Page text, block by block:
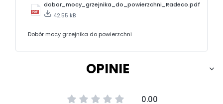
dobor_mocy_grzejnika_do_powierzchni_Radeco.pdf
42.55 kB
Dobór mocy grzejnika do powierzchni
OPINIE
0.00